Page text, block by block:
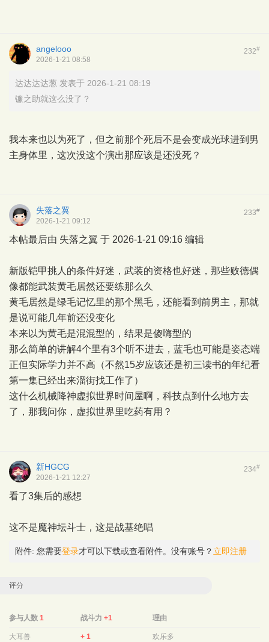
232#
angelooo
2026-1-21 08:58
达达达达葱 发表于 2026-1-21 08:19
镰之助就这么没了？
我本来也以为死了，但之前那个死后不是会变成光球进到男
主身体里，这次没这个演出那应该是还没死？
233#
失落之翼
2026-1-21 09:12
本帖最后由 失落之翼 于 2026-1-21 09:16 编辑
新版铠甲挑人的条件好迷，武装的资格也好迷，那些败德偶
像都能武装黄毛居然还要练那么久
黄毛居然是绿毛记忆里的那个黑毛，还能看到前男主，那就
是说可能几年前还没变化
本来以为黄毛是混混型的，结果是傻嗨型的
那么简单的讲解4个里有3个听不进去，蓝毛也可能是姿态端
正但实际学力并不高（不然15岁应该还是初三读书的年纪看
第一集已经出来溜街找工作了）
这什么机械降神虚拟世界时间屋啊，科技点到什么地方去
了，那我问你，虚拟世界里吃药有用？
234#
新HGCG
2026-1-21 12:27
看了3集后的感想
这不是魔神坛斗士，这是战基绝唱
附件: 您需要登录才可以下载或查看附件。没有账号？ 立即注册
评分
参与人数 1 战斗力+1 理由
大耳兽 + 1 欢乐多